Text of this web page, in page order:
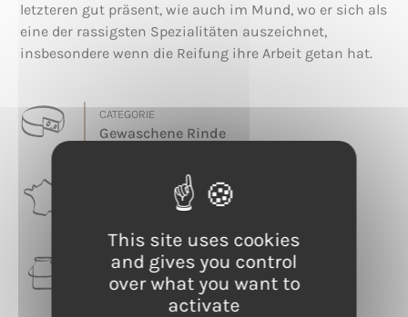
letzteren gut präsent, wie auch im Mund, wo er sich als
eine der rassigsten Spezialitäten auszeichnet,
insbesondere wenn die Reifung ihre Arbeit getan hat.
CATEGORIE
Gewaschene Rinde
Occitanie, Pays de la Loire
LAIT
Kuh
This site uses cookies
and gives you control
over what you want to
activate